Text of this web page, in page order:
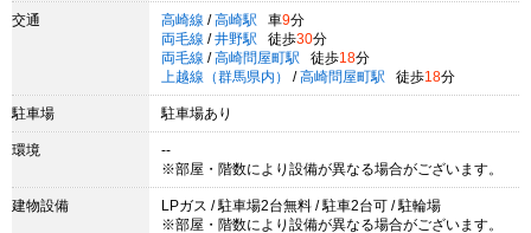
交通 高崎線 / 高崎駅 車9分
両毛線 / 井野駅 徒歩30分
両毛線 / 高崎問屋町駅 徒歩18分
上越線（群馬県内）
/ 高崎問屋町駅 徒歩18分
駐車場 駐車場あり
環境
--
※部屋・階数により設備が異なる場合がございます。
建物設備
LPガス / 駐車場2台無料 / 駐車2台可 / 駐輪場
※部屋・階数により設備が異なる場合がございます。